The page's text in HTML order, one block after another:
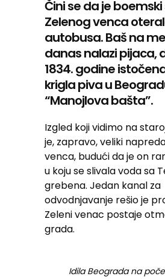
Čini se da je
Zelenog venca
autobusa. Baš na
danas nalazi pijaca,
1834. godine
krigla piva u
“Manojlova bašta”.
Izgled koji vidimo na
je, zapravo, veliki
venca, budući da je on
u koju se slivala voda sa
grebena. Jedan kanal za
odvodnjavanje rešio je
Zeleni venac postaje
grada.
Idila Beograda na